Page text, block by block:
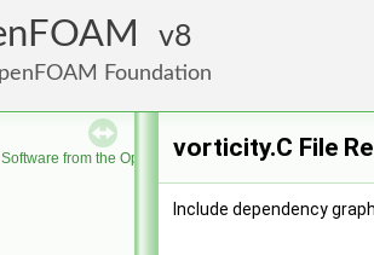
8
Foundation
from the OpenFOAM Foundation
vorticity.C File
Include dependency